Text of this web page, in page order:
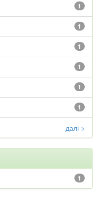
1
1
1
1
1
1
далі >
1